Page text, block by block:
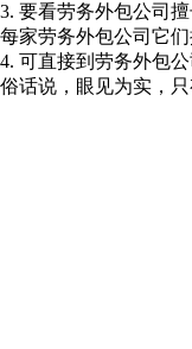
3. 要看劳务外包公司擅
每家劳务外包公司它
4. 可直接到劳务外包公
俗话说，眼见为实，